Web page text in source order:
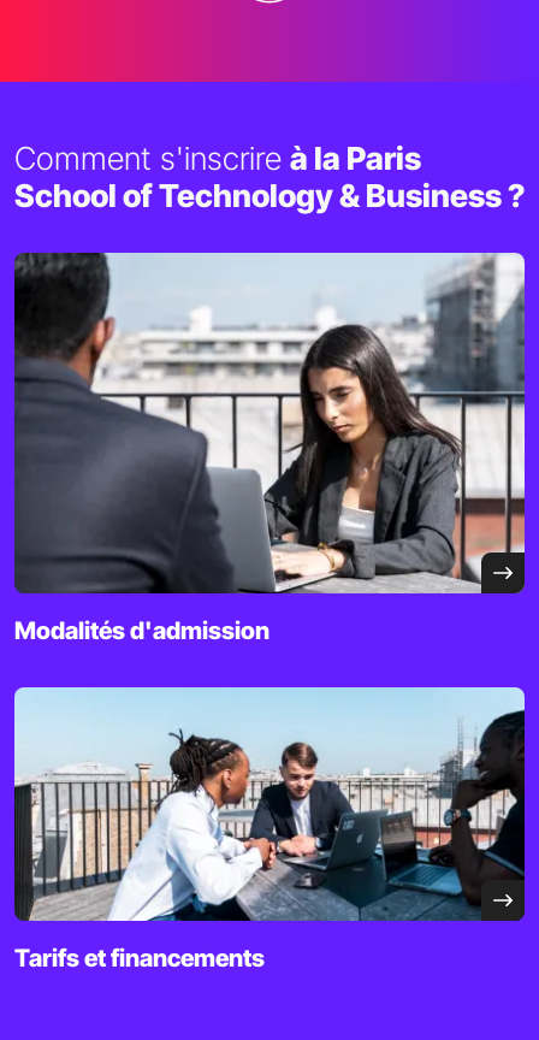
Comment s'inscrire à la Paris
School of Technology & Business ?
Modalités d'admission
Tarifs et financements